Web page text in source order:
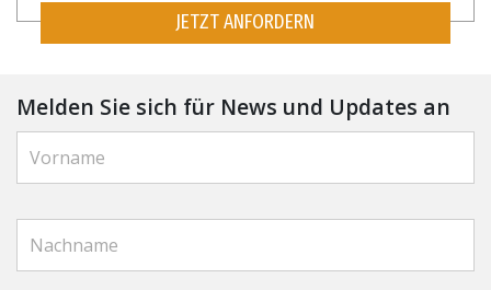
JETZT ANFORDERN
Melden Sie sich für News und Updates an